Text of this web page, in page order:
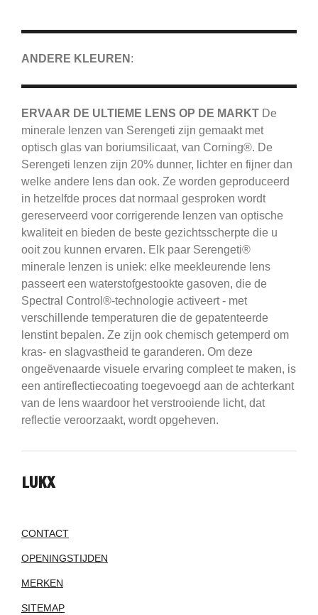
ANDERE KLEUREN :
ERVAAR DE ULTIEME LENS OP DE MARKT De
minerale lenzen van Serengeti zijn gemaakt met
optisch glas van boriumsilicaat, van Corning®. De
Serengeti lenzen zijn 20% dunner, lichter en fijner dan
welke andere lens dan ook. Ze worden geproduceerd
in hetzelfde proces dat normaal gesproken wordt
gereserveerd voor corrigerende lenzen van optische
kwaliteit en bieden de beste gezichtsscherpte die u
ooit zou kunnen ervaren. Elk paar Serengeti®
minerale lenzen is uniek: elke meekleurende lens
passeert een waterstofgestookte gasoven, die de
Spectral Control®-technologie activeert - met
verschillende temperaturen die de gepatenteerde
lenstint bepalen. Ze zijn ook chemisch getemperd om
kras- en slagvastheid te garanderen. Om deze
ongeëvenaarde visuele ervaring compleet te maken, is
een antireflectiecoating toegevoegd aan de achterkant
van de lens waardoor het verstrooiende licht, dat
reflectie veroorzaakt, wordt opgeheven.
LUKX
CONTACT
OPENINGSTIJDEN
MERKEN
SITEMAP